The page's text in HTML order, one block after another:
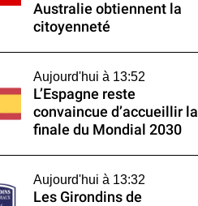
Australie obtiennent la
citoyenneté
Aujourd'hui à 13:52
L’Espagne reste
convaincue d’accueillir la
finale du Mondial 2030
Aujourd'hui à 13:32
Les Girondins de